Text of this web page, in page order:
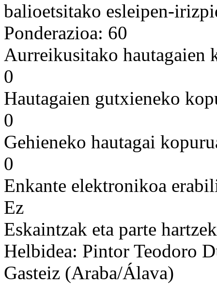
balioetsitako esleipen-
Ponderazioa: 60
Aurreikusitako hautagaien
0
Hautagaien gutxieneko
0
Gehieneko hautagai
0
Enkante elektronikoa
Ez
Eskaintzak eta parte
Helbidea: Pintor Teodoro
Gasteiz (Araba/Álava)